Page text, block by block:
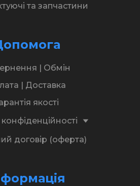
та запчастини
| Обмін
| Доставка
якості
договір (оферта)